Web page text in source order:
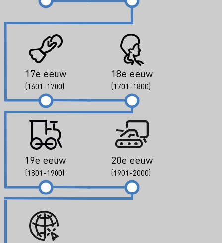
17e eeuw
(1601-1700)
18e eeuw
(1701-1800)
19e eeuw
(1801-1900)
20e eeuw
(1901-2000)